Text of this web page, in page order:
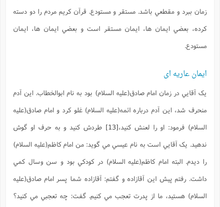
زمان ببرد و مقطعي باشد. مستقر و مستودع. قرآن کريم مردم را دو دسته
کرده، بعضي ايمان ها، ايمان مستقر است و بعضي ايمان ها، ايمان
مستودع.
ایمان عاریه ای
يک آقايي در زمان امام صادق(علیه السلام) بود به نام ابوالخطاب. اين آدم
منحرف شد، اين آدم درباره ائمه(علیه السلام) غلو کرد و امام صادق(علیه
السلام) فرمود: او را لعنش کنيد،[13]
طردش کنيد و به حرف او گوش
ندهيد. يک آقايي است به نام عيسي مي گويد: من امام کاظم(علیه السلام)
را ديدم. البته امام کاظم(علیه السلام) در کودکي بود و سن وسال کمي
داشت. رفتم پيش اين آقازاده و گفتم: آقازاده شما پسر امام صادق(علیه
السلام) هستيد، ما از پدرت تعجب مي کنيم. گفت: چه تعجبي مي کنيد؟